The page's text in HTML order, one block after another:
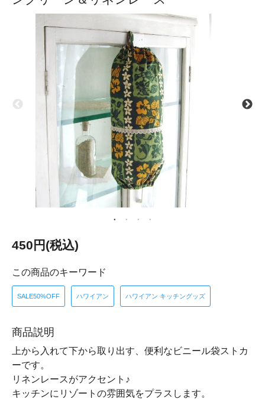
450円(税込)
この商品のキーワード
SALE50%OFF ハワイアン ハワイアン キッチングッズ
商品説明
上から入れて下から取り出す、便利なビニール袋ストカ
ーです。
リネンレースがアクセント♪
キッチンにリゾートの雰囲気をプラスします。